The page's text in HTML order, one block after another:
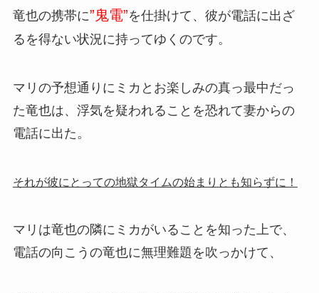
竜也の携帯に”鬼電”を仕掛けて、彼が電話に出ざ
るを得ない状況に持ってゆくのです。
マリの予想通りにミカとお楽しみの真っ最中だっ
た竜也は、浮気を疑われることを恐れて妻からの
電話に出た。
それが彼にとっての地獄タイムの始まりとも知らずに！
マリは竜也の隣にミカがいることを知った上で、
電話の向こうの竜也に無理難題を吹っかけて、